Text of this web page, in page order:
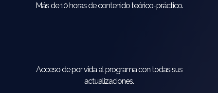
Más de 10 horas de contenido teórico-práctico.
Acceso de por vida al programa con todas sus
actualizaciones.